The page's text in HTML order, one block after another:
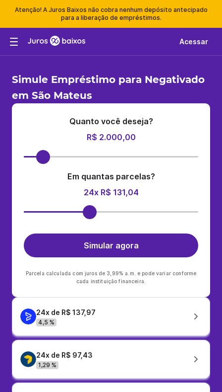
Atenção! A Juros Baixos não cobra nenhum depósito antecipado
para a liberação de empréstimos.
Acessar
Simule Empréstimo para Negativado
em São Mateus
Quanto você deseja?
R$ 2.000,00
Em quantas parcelas?
24x R$ 131,04
Simular agora
Parcela calculada com juros de 3,99% a.m. e pode variar conforme
cada instituição financeira.
24x de R$ 137,97
4,5 %
24x de R$ 97,43
1,29 %